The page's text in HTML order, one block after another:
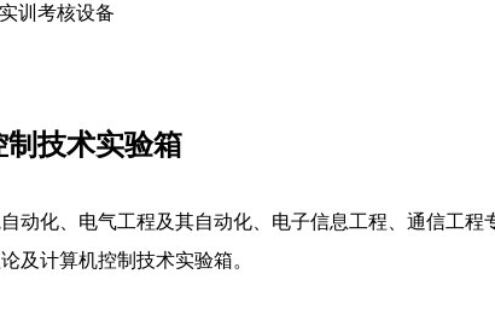
训考核设备
制技术实验箱
动化、电气工程及其自动化、电子信息工程、通信工
及计算机控制技术实验箱。